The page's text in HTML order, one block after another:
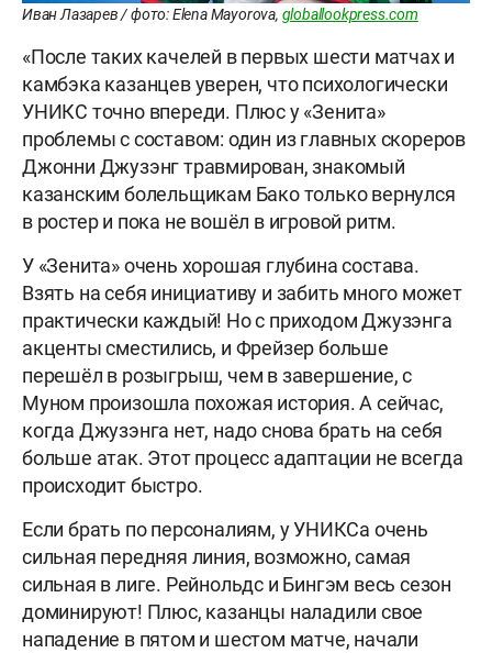
Иван Лазарев / фото: Elena Mayorova, globallookpress.com
«После таких качелей в первых шести матчах и
камбэка казанцев уверен, что психологически
УНИКС точно впереди. Плюс у «Зенита»
проблемы с составом: один из главных скореров
Джонни Джузэнг травмирован, знакомый
казанским болельщикам Бако только вернулся
в ростер и пока не вошёл в игровой ритм.
У «Зенита» очень хорошая глубина состава.
Взять на себя инициативу и забить много может
практически каждый! Но с приходом Джузэнга
акценты сместились, и Фрейзер больше
перешёл в розыгрыш, чем в завершение, с
Муном произошла похожая история. А сейчас,
когда Джузэнга нет, надо снова брать на себя
больше атак. Этот процесс адаптации не всегда
происходит быстро.
Если брать по персоналиям, у УНИКСа очень
сильная передняя линия, возможно, самая
сильная в лиге. Рейнольдс и Бингэм весь сезон
доминируют! Плюс, казанцы наладили свое
нападение в пятом и шестом матче, начали